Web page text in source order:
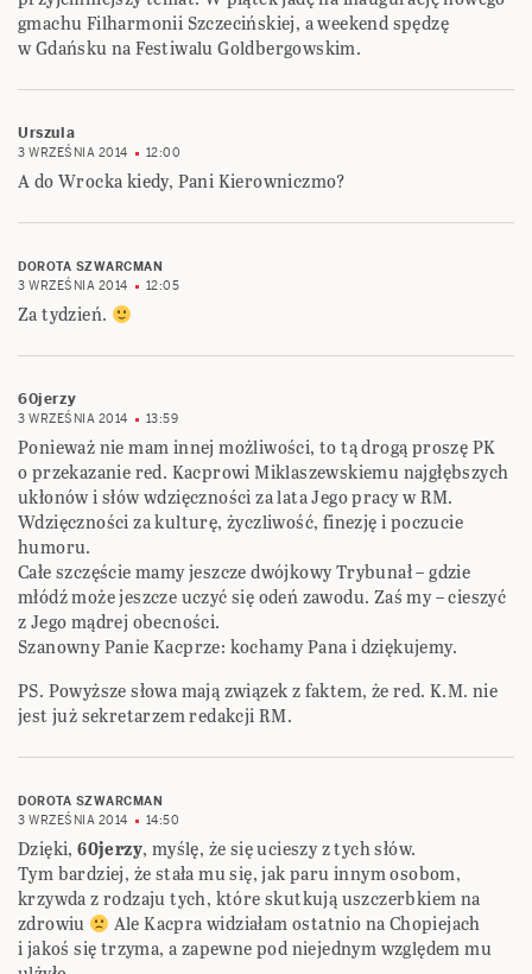
gmachu Filharmonii Szczecińskiej, a weekend spędzę
w Gdańsku na Festiwalu Goldbergowskim.
Urszula
3 WRZEŚNIA 2014 12:00
A do Wrocka kiedy, Pani Kierowniczmo?
DOROTA SZWARCMAN
3 WRZEŚNIA 2014
12:05
Za tydzień.
60jerzy
3 WRZEŚNIA 2014 13:59
Ponieważ nie mam innej możliwości, to tą drogą proszę PK
o przekazanie red. Kacprowi Miklaszewskiemu najgłębszych
ukłonów i słów wdzięczności za lata Jego pracy w RM.
Wdzięczności za kulturę, życzliwość, finezję i poczucie
humoru.
Całe szczęście mamy jeszcze dwójkowy Trybunał – gdzie
młódź może jeszcze uczyć się odeń zawodu. Zaś my – cieszyć
z Jego mądrej obecności.
Szanowny Panie Kacprze: kochamy Pana i dziękujemy.
PS. Powyższe słowa mają związek z faktem, że red. K.M. nie
jest już sekretarzem redakcji RM.
DOROTA SZWARCMAN
3 WRZEŚNIA 2014
14:50
Dzięki,60jerzy, myślę, że się ucieszy z tych słów.
Tym bardziej, że stała mu się, jak paru innym osobom,
krzywda z rodzaju tych, które skutkują uszczerbkiem na
zdrowiu
Ale Kacpra widziałam ostatnio na Chopiejach
i jakoś się trzyma, a zapewne pod niejednym względem mu